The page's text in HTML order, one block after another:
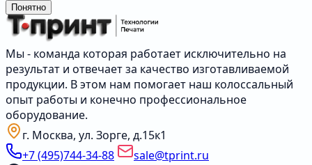
Понятно
Мы - команда которая работает исключительно на
результат и отвечает за качество изготавливаемой
продукции. В этом нам помогает наш колоссальный
опыт работы и конечно профессиональное
оборудование.
г. Москва, ул. Зорге, д.15к1
+7 (495)744-34-88
sale@tprint.ru